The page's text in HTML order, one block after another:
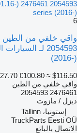
series (2016-)
6
(2016-)
€100.80 ≈ $116.50
واقي خلفي من الطين
2476461 2054593
ديزل / مازوت
إستونيا، Tallinn
TruckParts Eesti OÜ
الاتصال بالبائع